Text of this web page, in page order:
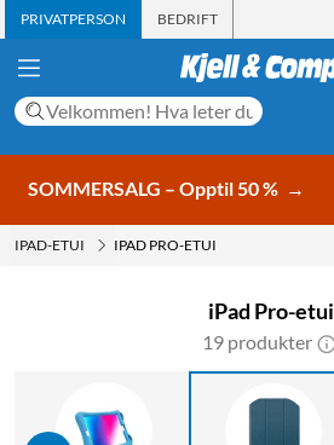
PRIVATPERSON BEDRIFT
SOMMERSALG – Opptil 50 % →
IPAD-ETUI IPAD PRO-ETUI
iPad Pro-etui
19 produkter